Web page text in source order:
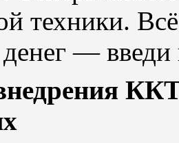
техники.
денег —